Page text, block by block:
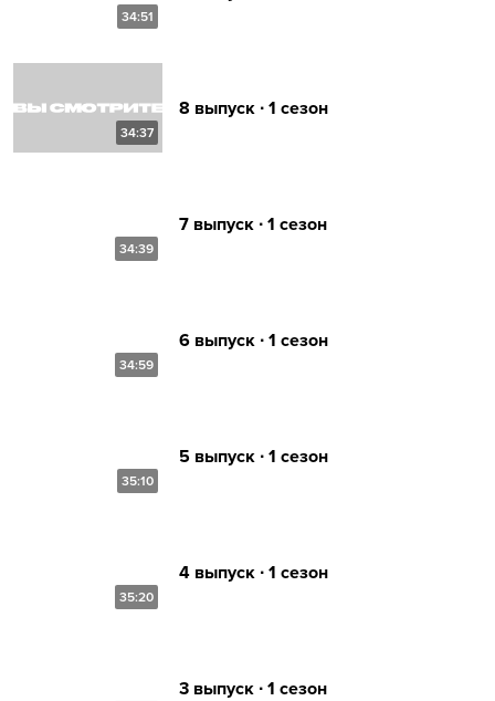
34:51
34:37
8 выпуск ∙ 1 сезон
34:39
7 выпуск ∙ 1 сезон
34:59
6 выпуск ∙ 1 сезон
35:10
5 выпуск ∙ 1 сезон
35:20
4 выпуск ∙ 1 сезон
3 выпуск ∙ 1 сезон